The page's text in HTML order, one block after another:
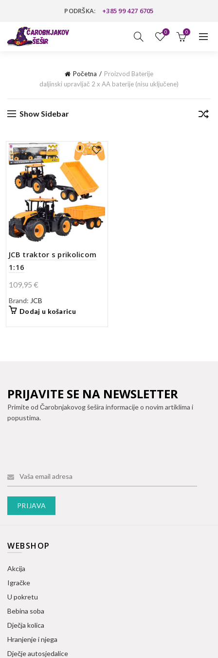
PODRŠKA: +385 99 427 6705
0 0
Početna
Proizvod Baterije
daljinski upravljač 2 x AA baterije (nisu uključene)
Show Sidebar
JCB traktor s prikolicom
1:16
109,95€
Brand: JCB
Dodaj u košaricu
PRIJAVITE SE NA NEWSLETTER
Primite od Čarobnjakovog šešira informacije o novim artiklima i
popustima.
WEBSHOP
Akcija
Igračke
U pokretu
Bebina soba
Dječja kolica
Hranjenje i njega
Dječje autosjedalice